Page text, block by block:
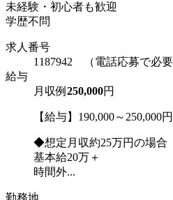
未経験・初心者も歓迎
学歴不問
求人番号
1187942 （電話応募で必要
給与
月収例 250,000円
【給与】190,000～250,000円
◆想定月収約25万円の場合
基本給20万＋
時間外...